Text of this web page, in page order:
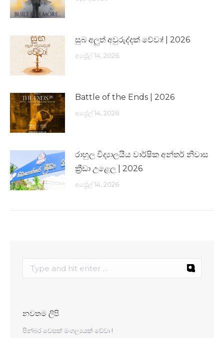
සුබ අලුත් අවුරුද්දක් වේවා! | 2026
අප්‍රේල් 14, 2026
Battle of the Ends | 2026
අප්‍රේල් 14, 2026
රාහුල විද්‍යාලයීය වාර්ෂික අන්තර් නිවාස
ක්‍රීඩා උළෙල | 2026
අප්‍රේල් 14, 2026
නවතම ලිපි
පින්බර වෙසක් මංගල්‍යයක් වේවා !